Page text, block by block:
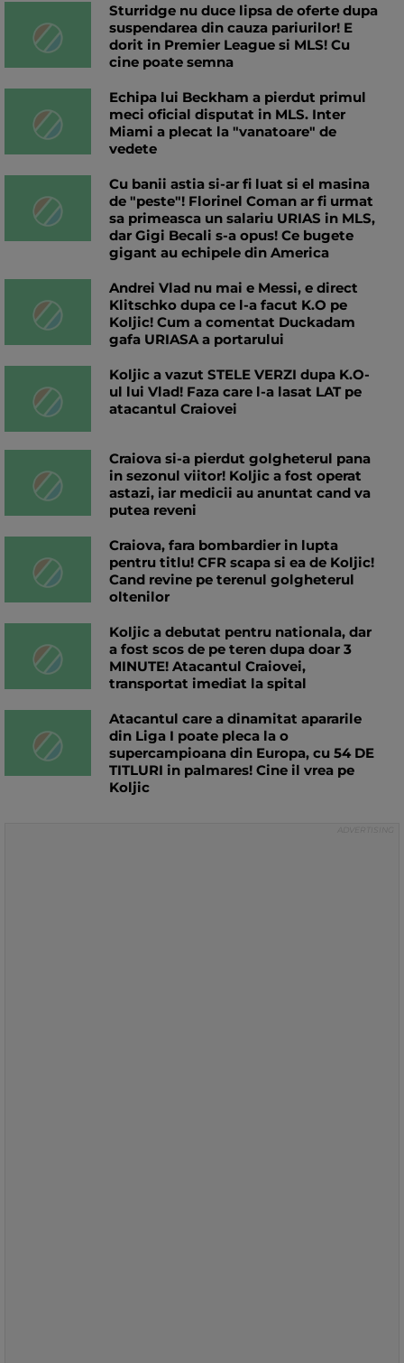
Sturridge nu duce lipsa de oferte dupa
suspendarea din cauza pariurilor! E
dorit in Premier League si MLS! Cu
cine poate semna
Echipa lui Beckham a pierdut primul
meci oficial disputat in MLS. Inter
Miami a plecat la "vanatoare" de
vedete
Cu banii astia si-ar fi luat si el masina
de "peste"! Florinel Coman ar fi urmat
sa primeasca un salariu URIAS in MLS,
dar Gigi Becali s-a opus! Ce bugete
gigant au echipele din America
Andrei Vlad nu mai e Messi, e direct
Klitschko dupa ce l-a facut K.O pe
Koljic! Cum a comentat Duckadam
gafa URIASA a portarului
Koljic a vazut STELE VERZI dupa K.O-
ul lui Vlad! Faza care l-a lasat LAT pe
atacantul Craiovei
Craiova si-a pierdut golgheterul pana
in sezonul viitor! Koljic a fost operat
astazi, iar medicii au anuntat cand va
putea reveni
Craiova, fara bombardier in lupta
pentru titlu! CFR scapa si ea de Koljic!
Cand revine pe terenul golgheterul
oltenilor
Koljic a debutat pentru nationala, dar
a fost scos de pe teren dupa doar 3
MINUTE! Atacantul Craiovei,
transportat imediat la spital
Atacantul care a dinamitat apararile
din Liga I poate pleca la o
supercampioana din Europa, cu 54 DE
TITLURI in palmares! Cine il vrea pe
Koljic